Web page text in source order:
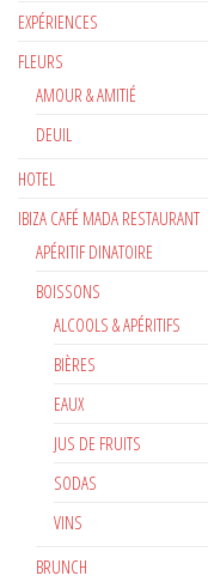
EXPÉRIENCES
FLEURS
AMOUR & AMITIÉ
DEUIL
HOTEL
IBIZA CAFÉ MADA RESTAURANT
APÉRITIF DINATOIRE
BOISSONS
ALCOOLS & APÉRITIFS
BIÈRES
EAUX
JUS DE FRUITS
SODAS
VINS
BRUNCH